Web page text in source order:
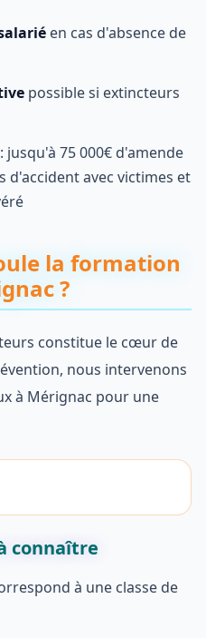
en cas d'absence de
possible si extincteurs
: jusqu'à 75 000€ d'amende
d'accident avec victimes et
la formation
?
constitue le cœur de
nous intervenons
à Mérignac pour une
connaître
à une classe de